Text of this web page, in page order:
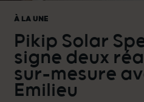
À LA UNE
Pikip Solar
signe deux
sur-mesure
Emilieu